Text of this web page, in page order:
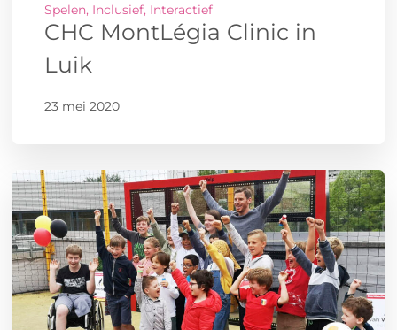
Spelen, Inclusief, Interactief
CHC MontLégia Clinic in
Luik
23 mei 2020